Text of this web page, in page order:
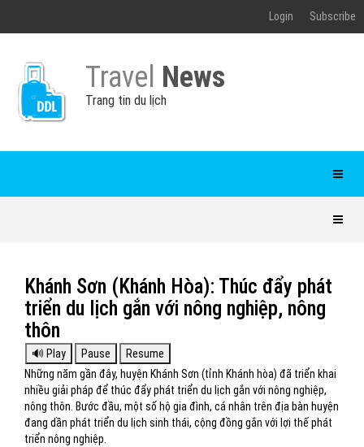
Login Subscribe
Travel News
Trang tin du lịch
Khánh Sơn (Khánh Hòa): Thúc đẩy phát
triển du lịch gắn với nông nghiệp, nông
thôn
Những năm gần đây, huyện Khánh Sơn (tỉnh Khánh hòa) đã triển khai
nhiều giải pháp để thúc đẩy phát triển du lịch gắn với nông nghiệp,
nông thôn. Bước đầu, một số hộ gia đình, cá nhân trên địa bàn huyện
đang dần phát triển du lịch sinh thái, cộng đồng gắn với lợi thế phát
triển nông nghiệp.